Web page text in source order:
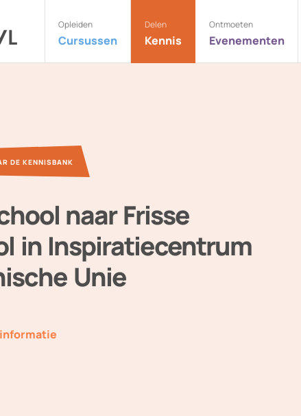
Opleiden
Cursussen
Delen
Kennis
Ontmoeten
Evenementen
DE KENNISBANK
naar Frisse
in Inspiratiecentrum
Unie